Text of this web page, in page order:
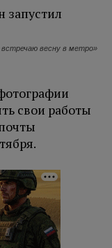
встречаю весну в метро»
свои работы